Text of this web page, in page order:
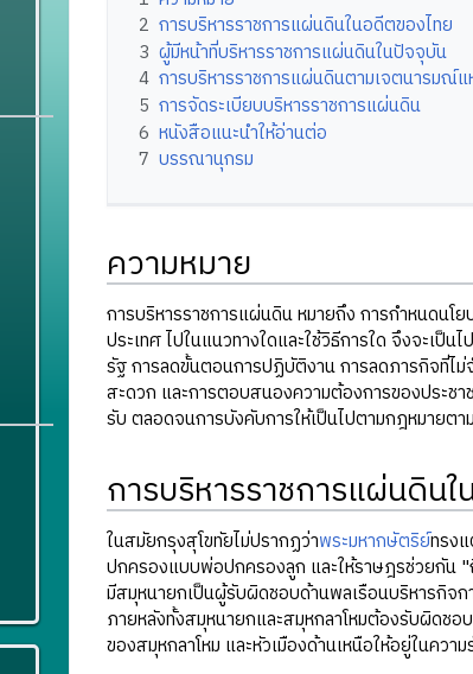
2 การบริหารราชการแผ่นดินในอดีตของไทย
3 ผู้มีหน้าที่บริหารราชการแผ่นดินในปัจจุบัน
4 การบริหารราชการแผ่นดินตามเจตนารมณ์
5 การจัดระเบียบบริหารราชการแผ่นดิน
6 หนังสือแนะนำให้อ่านต่อ
7 บรรณานุกรม
ความหมาย
การบริหารราชการแผ่นดิน หมายถึง การกำหนดนโ
ประเทศ ไปในแนวทางใดและใช้วิธีการใด จึงจะเ
รัฐ การลดขั้นตอนการปฏิบัติงาน การลดภารกิจที่ไ
สะดวก และการตอบสนองความต้องการของประชา
รับ ตลอดจนการบังคับการให้เป็นไปตามกฎหมาย
การบริหารราชการแผ่นดิน
ในสมัยกรุงสุโขทัยไม่ปรากฏว่าพระมหากษัตริย์ทรง
ปกครองแบบพ่อปกครองลูก และให้ราษฎรช่วยกัน
มีสมุหนายกเป็นผู้รับผิดชอบด้านพลเรือนบริหารกิจก
ภายหลังทั้งสมุหนายกและสมุหกลาโหมต้องรับผิดช
ของสมุหกลาโหม และหัวเมืองด้านเหนือให้อยู่ในคว